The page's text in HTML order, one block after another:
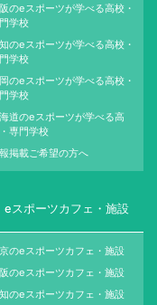
のeスポーツが学べる高校・
学校
のeスポーツが学べる高校・
学校
のeスポーツが学べる高校・
学校
道のeスポーツが学べる高
専門学校
掲載ご希望の方へ
eスポーツカフェ・施設
のeスポーツカフェ・施設
のeスポーツカフェ・施設
のeスポーツカフェ・施設